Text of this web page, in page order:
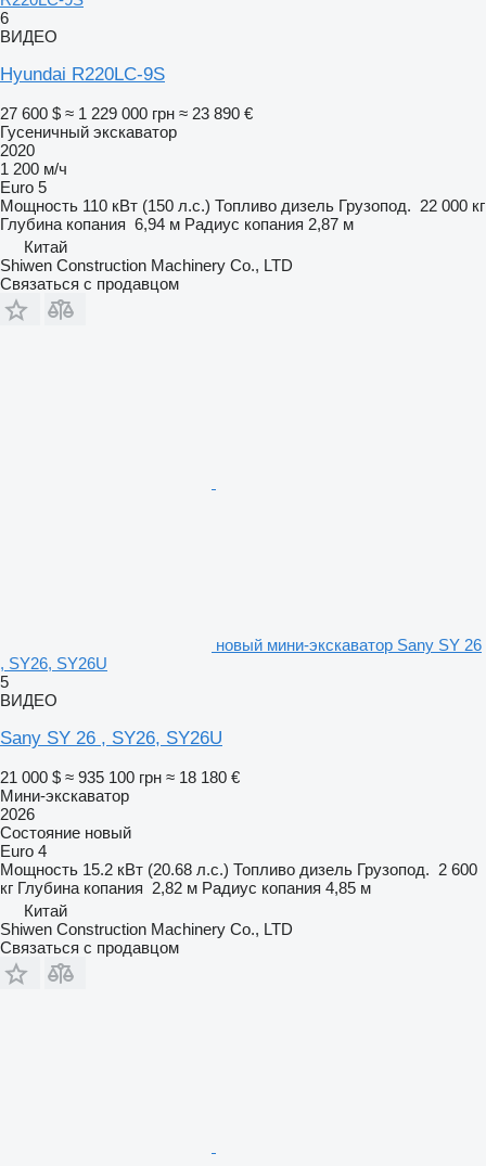
6
ВИДЕО
Hyundai R220LC-9S
27 600 $ ≈ 1 229 000 грн ≈ 23 890 €
Гусеничный экскаватор
2020
1 200 м/ч
Euro 5
Мощность 110 кВт (150 л.с.) Топливо дизель Грузопод. 22 000 кг
Глубина копания 6,94 м Радиус копания 2,87 м
Китай
Shiwen Construction Machinery Co., LTD
Связаться с продавцом
новый мини-экскаватор Sany SY 26
, SY26, SY26U
5
ВИДЕО
Sany SY 26 , SY26, SY26U
21 000 $ ≈ 935 100 грн ≈ 18 180 €
Мини-экскаватор
2026
Состояние новый
Euro 4
Мощность 15.2 кВт (20.68 л.с.) Топливо дизель Грузопод. 2 600
кг Глубина копания 2,82 м Радиус копания 4,85 м
Китай
Shiwen Construction Machinery Co., LTD
Связаться с продавцом